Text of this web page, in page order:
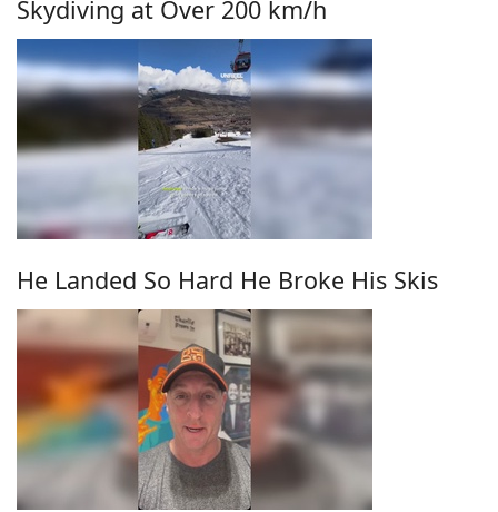
Skydiving at Over 200 km/h
He Landed So Hard He Broke His Skis